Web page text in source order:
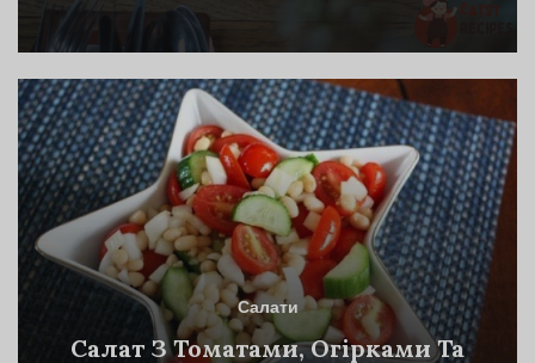
Салати
Салат З Томатами, Огірками Та